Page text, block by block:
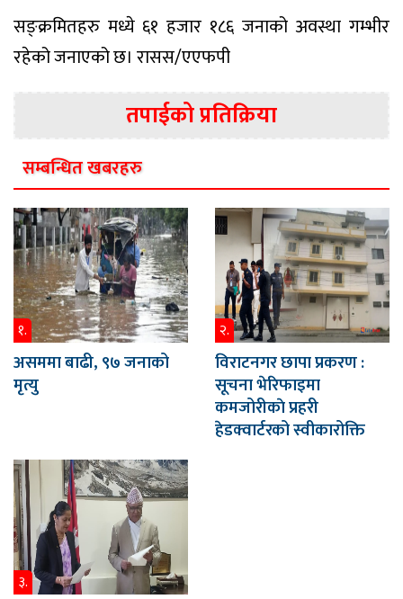
सङ्क्रमितहरु मध्ये ६१ हजार १८६ जनाको अवस्था गम्भीर
रहेको जनाएको छ। रासस/एएफपी
तपाईको प्रतिक्रिया
सम्बन्धित खबरहरु
१.
असममा बाढी, ९७ जनाको
मृत्यु
२.
विराटनगर छापा प्रकरण :
सूचना भेरिफाइमा
कमजोरीकाे प्रहरी
हेडक्वार्टरको स्वीकारोक्ति
३.